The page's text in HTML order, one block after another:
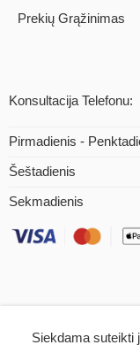
Prekių Grąžinimas
Konsultacija Telefonu:
Pirmadienis -
Šeštadienis
Sekmadienis
Siekdama suteikti